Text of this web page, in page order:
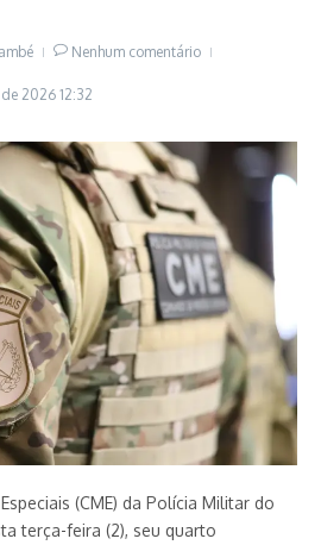
Nenhum comentário
2026 12:32
(CME) da Polícia Militar do
terça-feira (2), seu quarto